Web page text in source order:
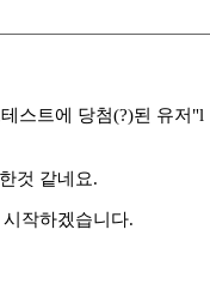
스트에 당첨(?)된 유저"l
것 같네요.
작하겠습니다.